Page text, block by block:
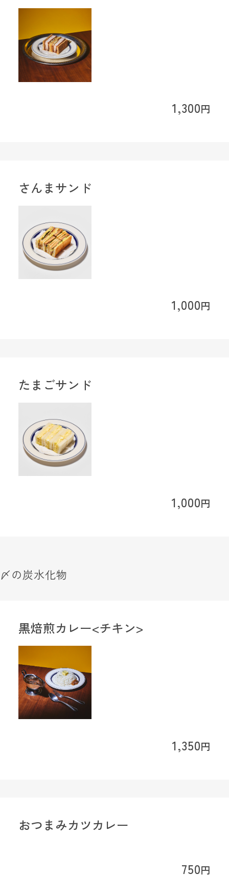
1,300円
1,000円
さんまサンド
1,000円
たまごサンド
〆の炭水化物
1,350円
黒焙煎カレー<チキン>
750円
おつまみカツカレー